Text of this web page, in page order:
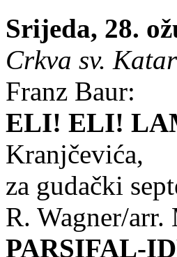
Srijeda, 28.
Crkva sv.
Franz Baur:
ELI! ELI!
Kranjčevića,
za gudački
R. Wagner/
PARSIFAL-